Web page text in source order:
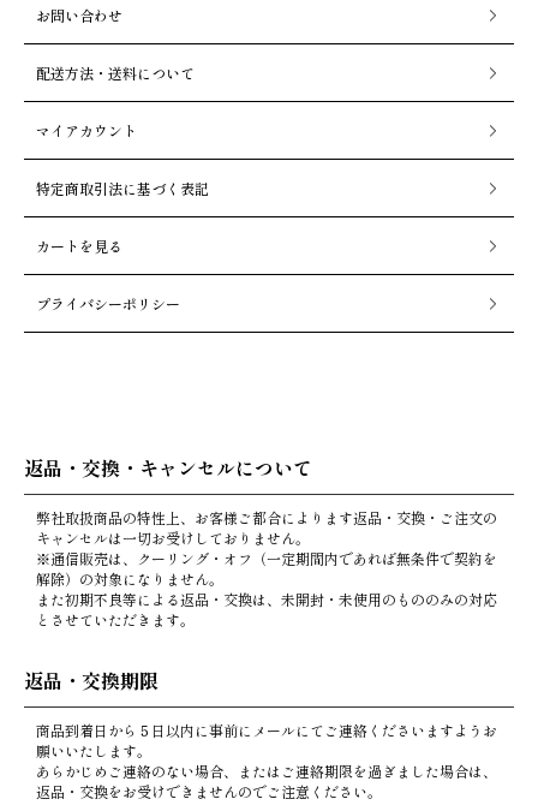
お問い合わせ
配送方法・送料について
マイアカウント
特定商取引法に基づく表記
カートを見る
プライバシーポリシー
返品・交換・キャンセルについて
弊社取扱商品の特性上、お客様ご都合によります返品・交換・ご注文の
キャンセルは一切お受けしておりません。
※通信販売は、クーリング・オフ（一定期間内であれば無条件で契約を
解除）の対象になりません。
また初期不良等による返品・交換は、未開封・未使用のもののみの対応
とさせていただきます。
返品・交換期限
商品到着日から５日以内に事前にメールにてご連絡くださいますようお
願いいたします。
あらかじめご連絡のない場合、またはご連絡期限を過ぎました場合は、
返品・交換をお受けできませんのでご注意ください。